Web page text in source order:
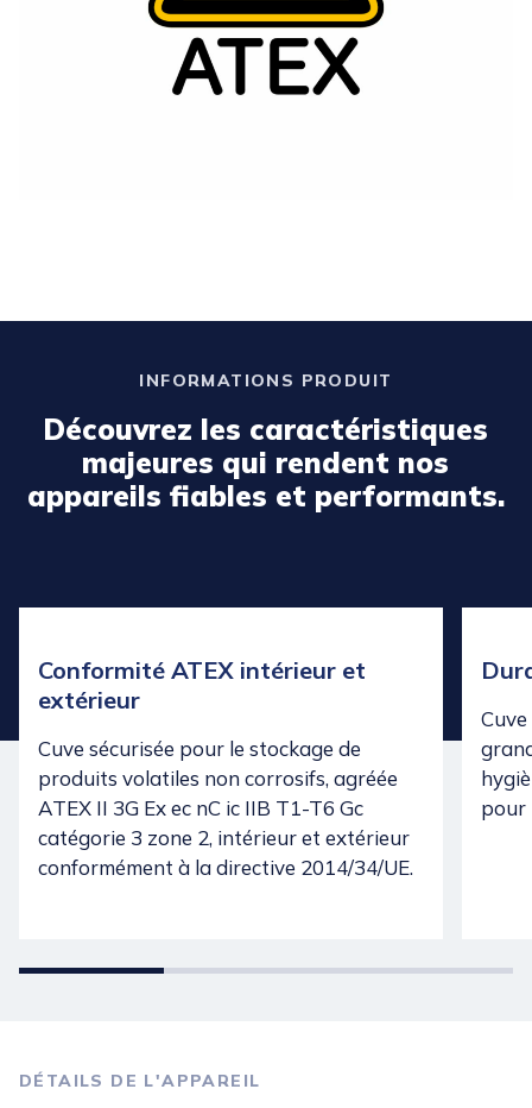
INFORMATIONS PRODUIT
Découvrez les caractéristiques
majeures qui rendent nos
appareils fiables et performants.
Conformité ATEX intérieur et
extérieur
Cuve sécurisée pour le stockage de
produits volatiles non corrosifs, agréée
ATEX II 3G Ex ec nC ic IIB T1-T6 Gc
catégorie 3 zone 2, intérieur et extérieur
conformément à la directive 2014/34/UE.
pour
DÉTAILS DE L'APPAREIL